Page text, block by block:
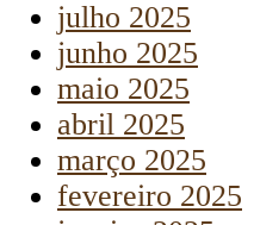
julho 2025
junho 2025
maio 2025
abril 2025
março 2025
fevereiro 2025